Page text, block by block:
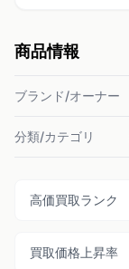
商品情報
ブランド/オーナー
分類/カテゴリ
高価買取ランク
買取価格上昇率